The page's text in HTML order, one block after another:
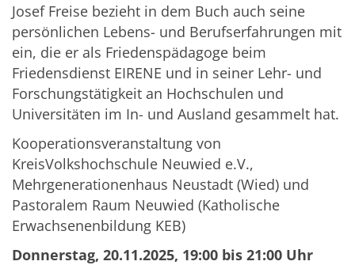
Josef Freise bezieht in dem Buch auch seine
persönlichen Lebens- und Berufserfahrungen mit
ein, die er als Friedenspädagoge beim
Friedensdienst EIRENE und in seiner Lehr- und
Forschungstätigkeit an Hochschulen und
Universitäten im In- und Ausland gesammelt hat.
Kooperationsveranstaltung von
KreisVolkshochschule Neuwied e.V.,
Mehrgenerationenhaus Neustadt (Wied) und
Pastoralem Raum Neuwied (Katholische
Erwachsenenbildung KEB)
Donnerstag, 20.11.2025, 19:00 bis 21:00 Uhr